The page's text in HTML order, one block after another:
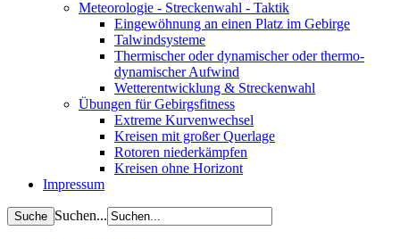
Meteorologie - Streckenwahl - Taktik
Eingewöhnung an einen Platz im Gebirge
Talwindsysteme
Thermischer oder dynamischer oder thermo-
dynamischer Aufwind
Wetterentwicklung & Streckenwahl
Übungen für Gebirgsfitness
Extreme Kurvenwechsel
Kreisen mit großer Querlage
Rotoren niederkämpfen
Kreisen ohne Horizont
Impressum
Suchen...